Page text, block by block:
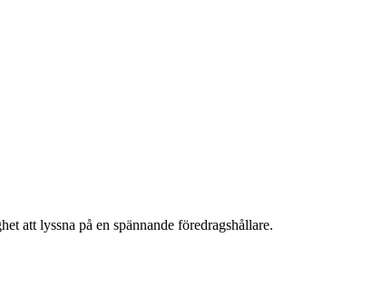
att lyssna på en spännande föredragshållare.